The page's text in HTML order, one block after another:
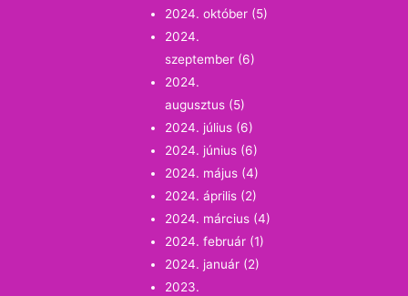
2024. október (5)
2024.
szeptember (6)
2024.
augusztus (5)
2024. július (6)
2024. június (6)
2024. május (4)
2024. április (2)
2024. március (4)
2024. február (1)
2024. január (2)
2023.